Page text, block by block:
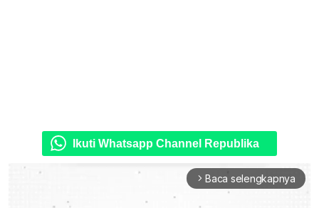
Ikuti Whatsapp Channel Republika
arrow_forward_ios Baca selengkapnya